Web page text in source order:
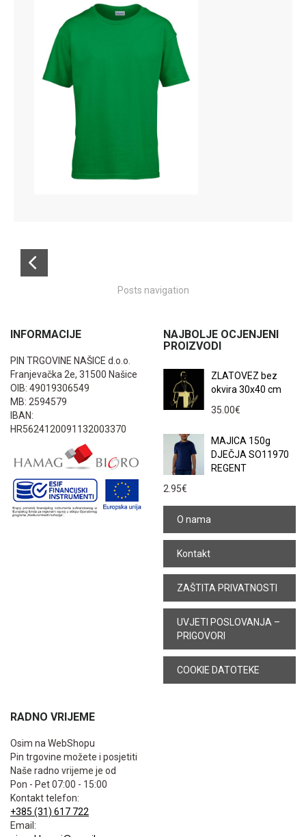
Posts navigation
INFORMACIJE
PIN TRGOVINE NAŠICE d.o.o.
Franjevačka 2e, 31500 Našice
OIB: 49019306549
MB: 2594579
IBAN:
HR5624120091132003370
NAJBOLJE OCJENJENI
PROIZVODI
ZLATOVEZ bez
okvira 30x40 cm
35.00€
MAJICA 150g
DJEČJA SO11970
REGENT
2.95€
O nama
Kontakt
ZAŠTITA PRIVATNOSTI
UVJETI POSLOVANJA –
PRIGOVORI
COOKIE DATOTEKE
RADNO VRIJEME
Osim na WebShopu
Pin trgovine možete i posjetiti
Naše radno vrijeme je od
Pon - Pet 07:00 - 15:00
Kontakt telefon:
+385 (31) 617 722
Email: